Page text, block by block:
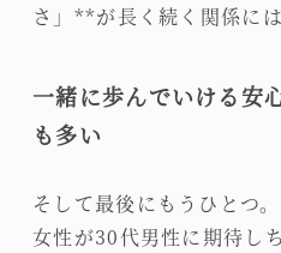
さ」**が長く続く関係に
一緒に歩んでいける安
も多い
そして最後にもうひとつ。
女性が30代男性に期待し